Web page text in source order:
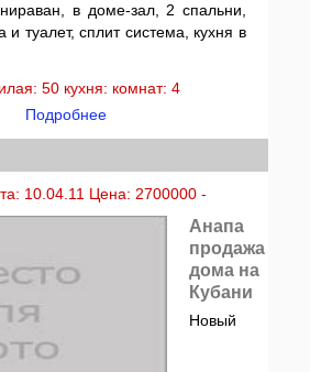
в доме-зал, 2 спальни,
и туалет, сплит система, кухня в
50 кухня: комнат: 4
Подробнее
10.04.11 Цена: 2700000 -
Анапа
продажа
дома на
Кубани
Новый